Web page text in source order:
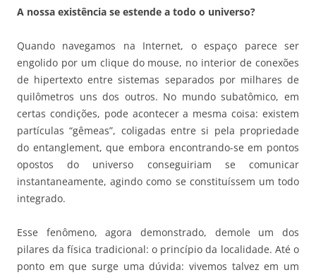
A nossa existência se estende a todo o universo?
Quando navegamos na Internet, o espaço parece ser
engolido por um clique do mouse, no interior de conexões
de hipertexto entre sistemas separados por milhares de
quilômetros uns dos outros. No mundo subatômico, em
certas condições, pode acontecer a mesma coisa: existem
partículas “gêmeas”, coligadas entre si pela propriedade
do entanglement, que embora encontrando-se em pontos
opostos do universo conseguiriam se comunicar
instantaneamente, agindo como se constituíssem um todo
integrado.
Esse fenômeno, agora demonstrado, demole um dos
pilares da física tradicional: o princípio da localidade. Até o
ponto em que surge uma dúvida: vivemos talvez em um